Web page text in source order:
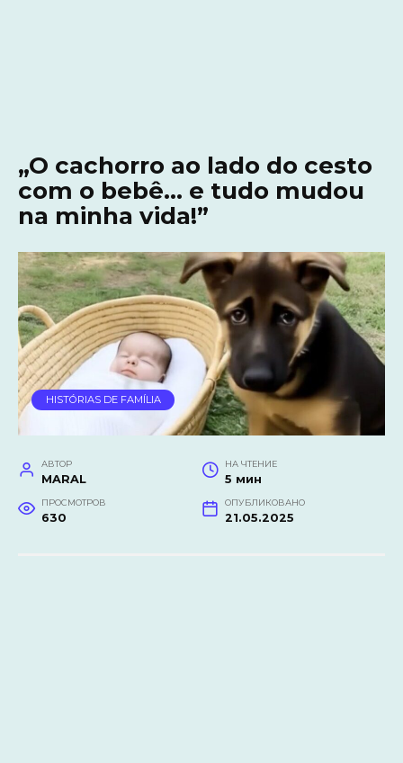
„O cachorro ao lado do cesto
com o bebê… e tudo mudou
na minha vida!”
HISTÓRIAS DE FAMÍLIA
АВТОР
MARAL
НА ЧТЕНИЕ
5 мин
ПРОСМОТРОВ
630
ОПУБЛИКОВАНО
21.05.2025